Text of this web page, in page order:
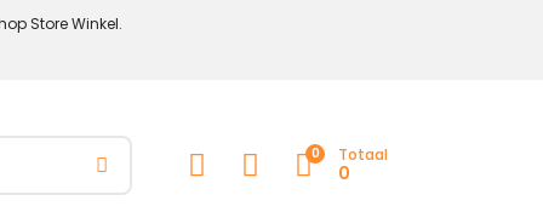
Store Winkel.
0 Totaal
0